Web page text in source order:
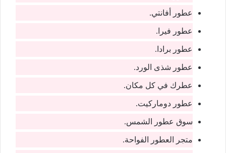
عطور أفانتي.
عطور فيرا.
عطور برادا.
عطور شذى الورد.
عطرك في كل مكان.
عطور دوماركيت.
سوق عطور الشمس.
متجر العطور الفواحة.